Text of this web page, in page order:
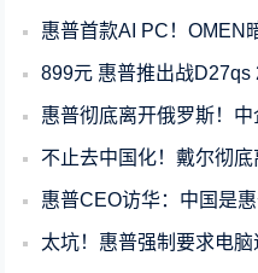
惠普首款AI PC！OMEN暗影精灵
899元 惠普推出战D27qs 27英
惠普彻底离开俄罗斯！
不止去中国化！戴尔彻
惠普CEO访华：中国是惠
太坑！惠普强制要求电脑退款用户签保密